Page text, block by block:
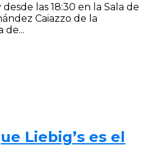
las 18:30 en la Sala de
Caiazzo de la
de...
Liebig’s es el